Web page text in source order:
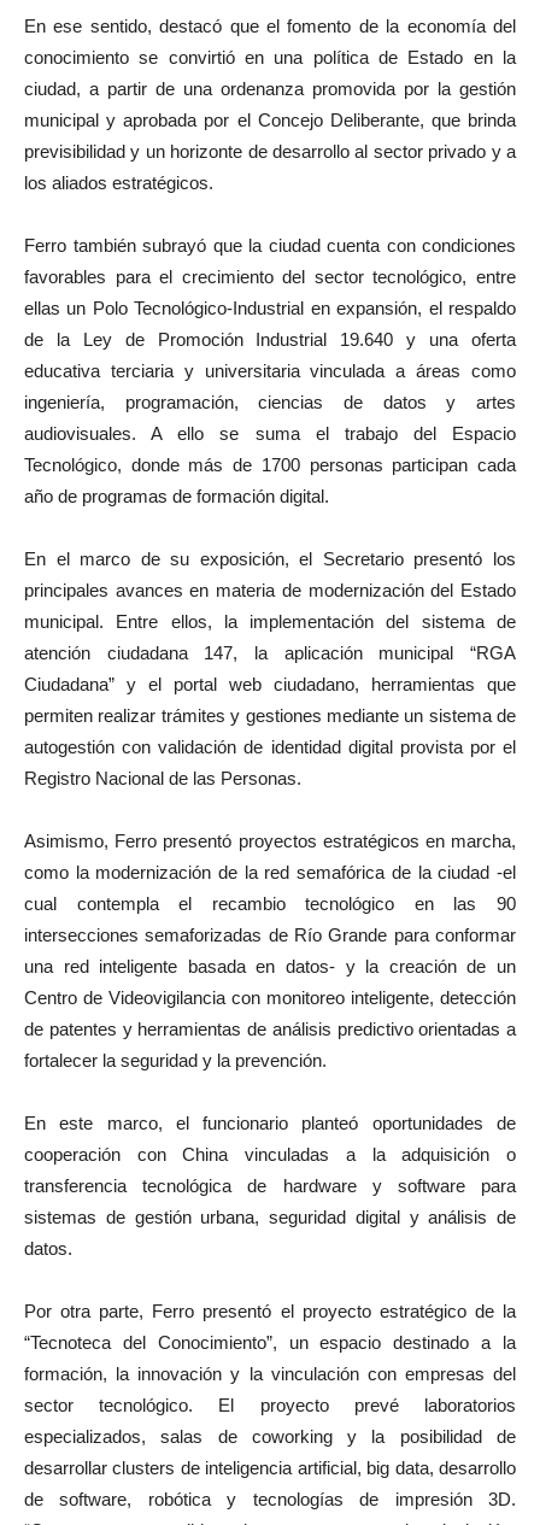
En ese sentido, destacó que el fomento de la economía del
conocimiento se convirtió en una política de Estado en la
ciudad, a partir de una ordenanza promovida por la gestión
municipal y aprobada por el Concejo Deliberante, que brinda
previsibilidad y un horizonte de desarrollo al sector privado y a
los aliados estratégicos.
Ferro también subrayó que la ciudad cuenta con condiciones
favorables para el crecimiento del sector tecnológico, entre
ellas un Polo Tecnológico-Industrial en expansión, el respaldo
de la Ley de Promoción Industrial 19.640 y una oferta
educativa terciaria y universitaria vinculada a áreas como
ingeniería, programación, ciencias de datos y artes
audiovisuales. A ello se suma el trabajo del Espacio
Tecnológico, donde más de 1700 personas participan cada
año de programas de formación digital.
En el marco de su exposición, el Secretario presentó los
principales avances en materia de modernización del Estado
municipal. Entre ellos, la implementación del sistema de
atención ciudadana 147, la aplicación municipal “RGA
Ciudadana” y el portal web ciudadano, herramientas que
permiten realizar trámites y gestiones mediante un sistema de
autogestión con validación de identidad digital provista por el
Registro Nacional de las Personas.
Asimismo, Ferro presentó proyectos estratégicos en marcha,
como la modernización de la red semafórica de la ciudad -el
cual contempla el recambio tecnológico en las 90
intersecciones semaforizadas de Río Grande para conformar
una red inteligente basada en datos- y la creación de un
Centro de Videovigilancia con monitoreo inteligente, detección
de patentes y herramientas de análisis predictivo orientadas a
fortalecer la seguridad y la prevención.
En este marco, el funcionario planteó oportunidades de
cooperación con China vinculadas a la adquisición o
transferencia tecnológica de hardware y software para
sistemas de gestión urbana, seguridad digital y análisis de
datos.
Por otra parte, Ferro presentó el proyecto estratégico de la
“Tecnoteca del Conocimiento”, un espacio destinado a la
formación, la innovación y la vinculación con empresas del
sector tecnológico. El proyecto prevé laboratorios
especializados, salas de coworking y la posibilidad de
desarrollar clusters de inteligencia artificial, big data, desarrollo
de software, robótica y tecnologías de impresión 3D.